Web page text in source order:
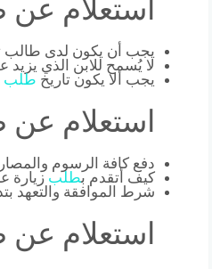
استعلام عن
يجب أن يكون لدى طالب
لا يُسمح للابن الذي يزيد
يجب ألا يكون تاريخ طلب
استعلام عن
دفع كافة الرسوم
كيف أتقدم بطلب زيارة
شرط الموافقة والتعهد
استعلام عن